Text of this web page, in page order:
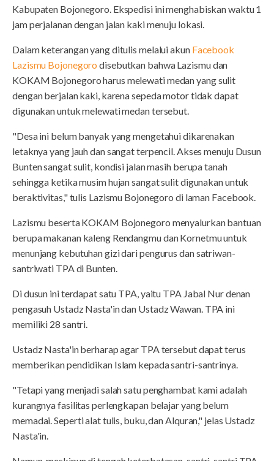
Kabupaten Bojonegoro. Ekspedisi ini menghabiskan waktu 1
jam perjalanan dengan jalan kaki menuju lokasi.
Dalam keterangan yang ditulis melalui akun Facebook
Lazismu Bojonegoro disebutkan bahwa Lazismu dan
KOKAM Bojonegoro harus melewati medan yang sulit
dengan berjalan kaki, karena sepeda motor tidak dapat
digunakan untuk melewati medan tersebut.
"Desa ini belum banyak yang mengetahui dikarenakan
letaknya yang jauh dan sangat terpencil. Akses menuju Dusun
Bunten sangat sulit, kondisi jalan masih berupa tanah
sehingga ketika musim hujan sangat sulit digunakan untuk
beraktivitas," tulis Lazismu Bojonegoro di laman Facebook.
Lazismu beserta KOKAM Bojonegoro menyalurkan bantuan
berupa makanan kaleng Rendangmu dan Kornetmu untuk
menunjang kebutuhan gizi dari pengurus dan satriwan-
santriwati TPA di Bunten.
Di dusun ini terdapat satu TPA, yaitu TPA Jabal Nur denan
pengasuh Ustadz Nasta'in dan Ustadz Wawan. TPA ini
memiliki 28 santri.
Ustadz Nasta'in berharap agar TPA tersebut dapat terus
memberikan pendidikan Islam kepada santri-santrinya.
"Tetapi yang menjadi salah satu penghambat kami adalah
kurangnya fasilitas perlengkapan belajar yang belum
memadai. Seperti alat tulis, buku, dan Alquran," jelas Ustadz
Nasta'in.